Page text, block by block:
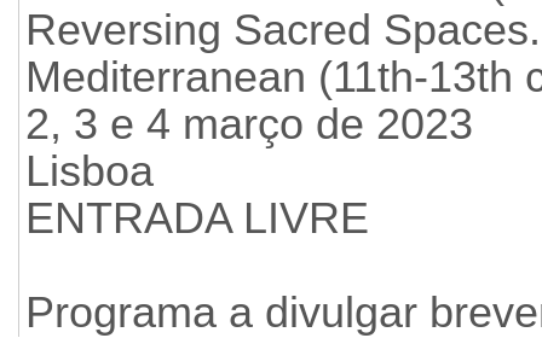
Reversing Sacred
Mediterranean (11th-13th
2, 3 e 4 março de 2023
Lisboa
ENTRADA LIVRE
Programa a divulgar